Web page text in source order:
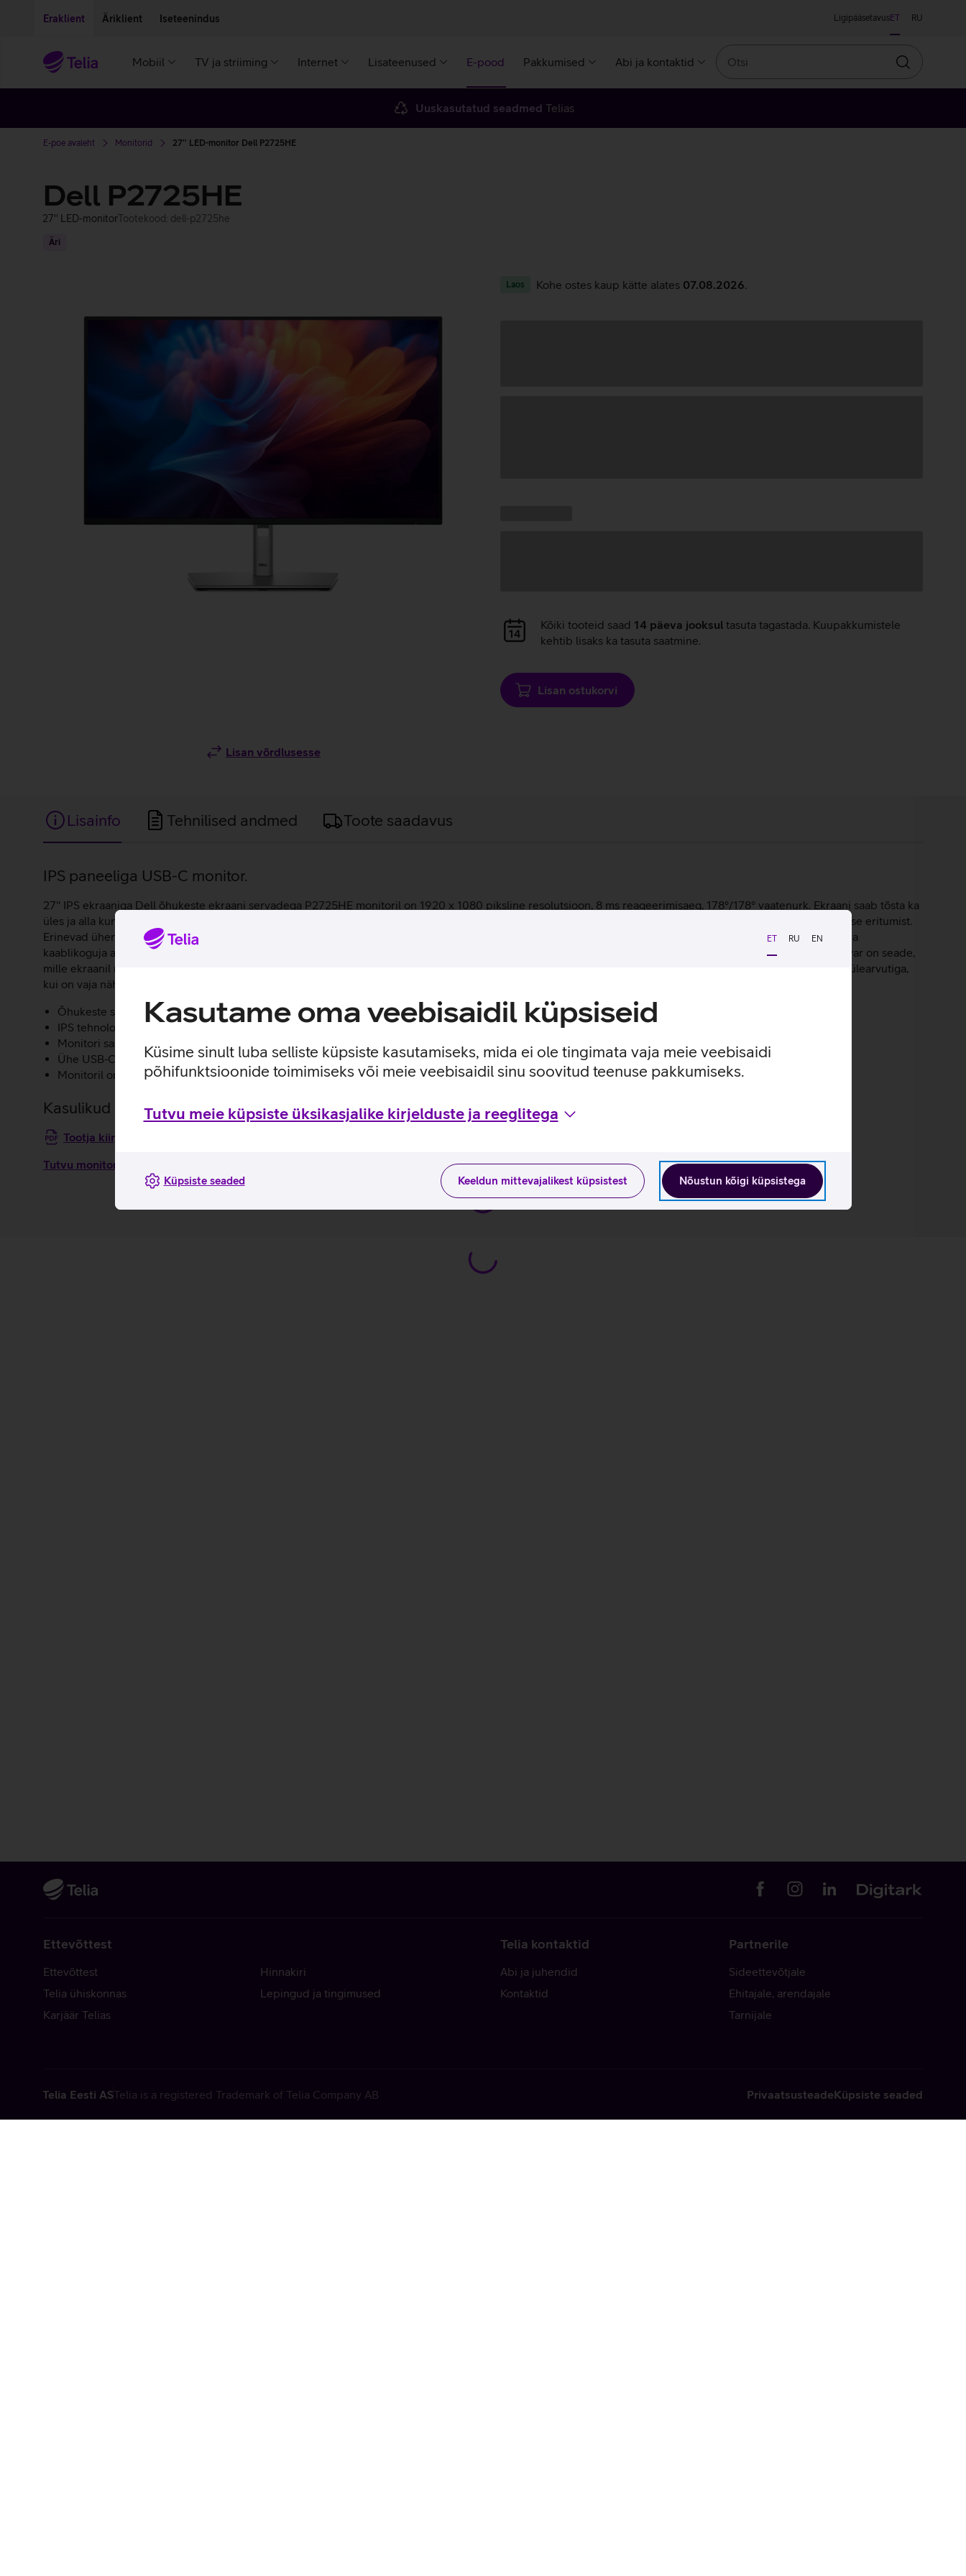
ET RU EN
Kasutame oma veebisaidil küpsiseid
Küsime sinult luba selliste küpsiste kasutamiseks, mida ei ole tingimata vaja meie veebisaidi
põhifunktsioonide toimimiseks või meie veebisaidil sinu soovitud teenuse pakkumiseks.
Tutvu meie küpsiste üksikasjalike kirjelduste ja reeglitega
Nõustun kõigi küpsistega
Keeldun mittevajalikest küpsistest
Küpsiste seaded
Eraklient Äriklient Iseteenindus LigipääsetavusET RU
Mobiil TV ja striiming Internet Lisateenused E-pood Pakkumised Abi ja kontaktid
Otsin
Uuskasutatud seadmed Telias
E-poe avaleht Monitorid 27'' LED-monitor Dell P2725HE
Dell P2725HE
27'' LED-monitorTootekood: dell-p2725he
Äri
Lisan võrdlusesse
Laos Kohe ostes kaup kätte alates 07.08.2026
Andmete
laadimine
Kõiki tooteid saad 14 päeva jooksul tasuta tagastada. Kuupakkumistele
kehtib lisaks ka tasuta saatmine.
Lisan ostukorvi
Lisainfo Tehnilised andmed Toote saadavus
Lisainfo
IPS paneeliga USB-C monitor.
27'' IPS ekraaniga Dell õhukeste ekraani servadega P2725HE monitoril on 1920 x 1080 piksline resolutsioon, 8 ms reageerimisaeg, 178°/178° vaatenurk. Ekraani saab tõsta ka
üles ja alla kuni 150 mm, pöörata 90 kraadi enda ees ja kallutada ette-taha. Monitoril on ComfortViewPlus tehnoloogia, mis vähendab silmi väsitavat sinise valguse eritumist.
Erinevad ühenduspesad ja muudetav kaldenurk tagavad ideaalse sobivuse igale töökohale. Monitor on klassikaliselt minimalistliku disainiga ning jala küljes oleva
kaablikoguja abil saab luua endale puhta tööpinna, kus juhtmed ei ole segavaks faktoriks. Tänu USB-C tehnoloogiale asendab monitor ka dokki. Monitor ehk kuvar on seade,
mille ekraanil näidatakse sellega ühendatud seadmest infot. See on hädavajalik seade lauaarvuti kasutamiseks ning samuti on seda võimalik ühendada näiteks sülearvutiga,
kui on vaja näha sisu suuremal ekraanil.
Õhukeste servadega matt ekraan.
IPS tehnoloogia tagab erksad ja ühtlased värvid iga nurga alt vaadates.
Monitori saab mugavalt kallutada, keerata ja pöörata ja muuta kõrgust, et leida endale sobiv asend töötamiseks.
Ühe USB‑C kaabliga saab edastada pilti, andmeid ja laadida sülearvutit kuni 90 W võimsusega, mis aitab töökoha muuta juhtmevabamaks.
Monitoril on RJ-45 võrgukaabli pesa.
Kasulikud lingid
Tootja kiirjuhend monitorile Dell P2725HE_EST
Tutvu monitori Dell P2725HE omaduste ja kasutusviisidega tootja kodulehel
Ettevõttest
Ettevõttest
Telia ühiskonnas
Karjäär Telias
Hinnakiri
Lepingud ja tingimused
Telia kontaktid
Abi ja juhendid
Kontaktid
Partnerile
Sideettevõtjale
Ehitajale, arendajale
Tarnijale
Telia Eesti ASTelia is a registered Trademark of Telia Company AB PrivaatsusteadeKüpsiste seaded